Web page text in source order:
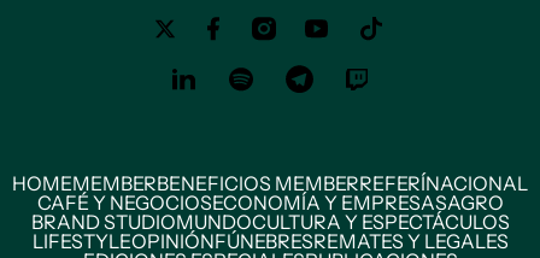
HOMEMEMBERBENEFICIOS MEMBERREFERÍNACIONAL
CAFÉ Y NEGOCIOSECONOMÍA Y EMPRESASAGRO
BRAND STUDIOMUNDOCULTURA Y ESPECTÁCULOS
LIFESTYLEOPINIÓNFÚNEBRESREMATES Y LEGALES